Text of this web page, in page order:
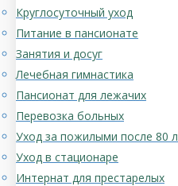
Круглосуточный уход
Питание в пансионате
Занятия и досуг
Лечебная гимнастика
Пансионат для лежачих
Перевозка больных
Уход за пожилыми после 80
Уход в стационаре
Интернат для престарелых